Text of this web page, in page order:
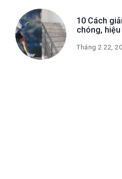
10 Cách
chóng,
Tháng 2 22,